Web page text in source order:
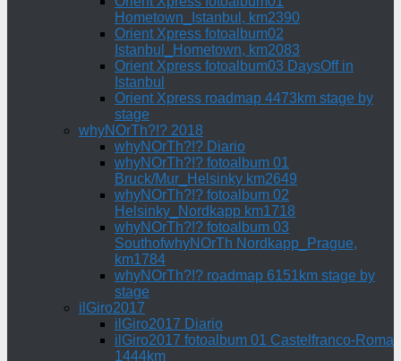
Hometown_Istanbul, km2390
Orient Xpress fotoalbum02
Istanbul_Hometown, km2083
Orient Xpress fotoalbum03 DaysOff in
Istanbul
Orient Xpress roadmap 4473km stage by
stage
whyNOrTh?!? 2018
whyNOrTh?!? Diario
whyNOrTh?!? fotoalbum 01
Bruck/Mur_Helsinky km2649
whyNOrTh?!? fotoalbum 02
Helsinky_Nordkapp km1718
whyNOrTh?!? fotoalbum 03
SouthofwhyNOrTh Nordkapp_Prague,
km1784
whyNOrTh?!? roadmap 6151km stage by
stage
ilGiro2017
ilGiro2017 Diario
ilGiro2017 fotoalbum 01 Castelfranco-Roma
1444km